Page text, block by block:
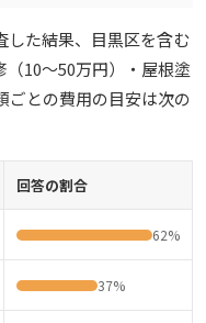
した結果、目黒区を含む
10〜50万円）・屋根塗
ごとの費用の目安は次の
回答の割合
62%
37%